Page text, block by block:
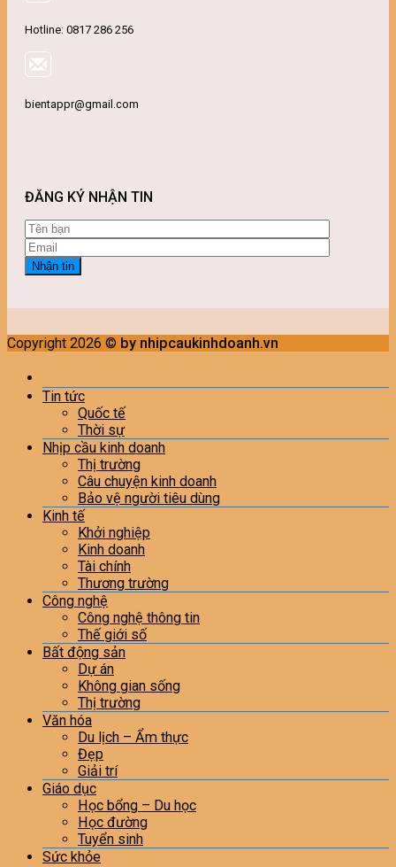
Hotline: 0817 286 256
bientappr@gmail.com
ĐĂNG KÝ NHẬN TIN
Copyright 2026 © by nhipcaukinhdoanh.vn
Tin tức
Quốc tế
Thời sự
Nhịp cầu kinh doanh
Thị trường
Câu chuyện kinh doanh
Bảo vệ người tiêu dùng
Kinh tế
Khởi nghiệp
Kinh doanh
Tài chính
Thương trường
Công nghệ
Công nghệ thông tin
Thế giới số
Bất động sản
Dự án
Không gian sống
Thị trường
Văn hóa
Du lịch – Ẩm thực
Đẹp
Giải trí
Giáo dục
Học bổng – Du học
Học đường
Tuyển sinh
Sức khỏe